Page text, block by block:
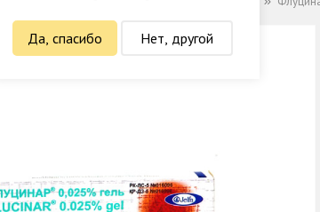
Да, спасибо Нет, другой